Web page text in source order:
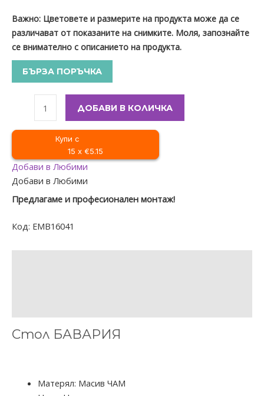
Важно: Цветовете и размерите на продукта може да се
различават от показаните на снимките. Моля, запознайте
се внимателно с описанието на продукта.
БЪРЗА ПОРЪЧКА
ДОБАВИ В КОЛИЧКА
Купи с
15 x €5.15
Добави в Любими
Добави в Любими
Предлагаме и професионален монтаж!
Код: EMB16041
Стол БАВАРИЯ
Матерял: Масив ЧАМ